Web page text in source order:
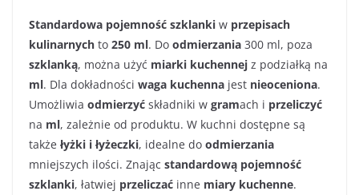
Standardowa pojemność szklanki w przepisach
kulinarnych to 250 ml. Do odmierzania 300 ml, poza
szklanką, można użyć miarki kuchennej z podziałką na
ml. Dla dokładności waga kuchenna jest nieoceniona.
Umożliwia odmierzyć składniki w gramach i przeliczyć
na ml, zależnie od produktu. W kuchni dostępne są
także łyżki i łyżeczki, idealne do odmierzania
mniejszych ilości. Znając standardową pojemność
szklanki, łatwiej przeliczać inne miary kuchenne.